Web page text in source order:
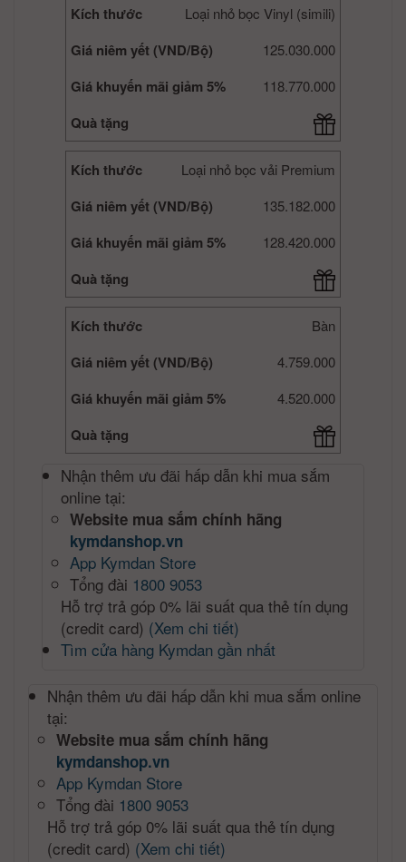
Loại nhỏ bọc Vinyl (simili)
Kích thước
125.030.000
Giá niêm yết (VND/Bộ)
118.770.000
Giá khuyến mãi giảm 5%
Quà tặng
Loại nhỏ bọc vải Premium
Kích thước
135.182.000
Giá niêm yết (VND/Bộ)
128.420.000
Giá khuyến mãi giảm 5%
Quà tặng
Bàn
Kích thước
4.759.000
Giá niêm yết (VND/Bộ)
4.520.000
Giá khuyến mãi giảm 5%
Quà tặng
Nhận thêm ưu đãi hấp dẫn khi mua sắm
online tại:
Website mua sắm chính hãng
kymdanshop.vn
App Kymdan Store
Tổng đài 1800 9053
Hỗ trợ trả góp 0% lãi suất qua thẻ tín dụng
(credit card) (Xem chi tiết)
Tìm cửa hàng Kymdan gần nhất
Nhận thêm ưu đãi hấp dẫn khi mua sắm online
tại:
Website mua sắm chính hãng
kymdanshop.vn
App Kymdan Store
Tổng đài 1800 9053
Hỗ trợ trả góp 0% lãi suất qua thẻ tín dụng
(credit card) (Xem chi tiết)